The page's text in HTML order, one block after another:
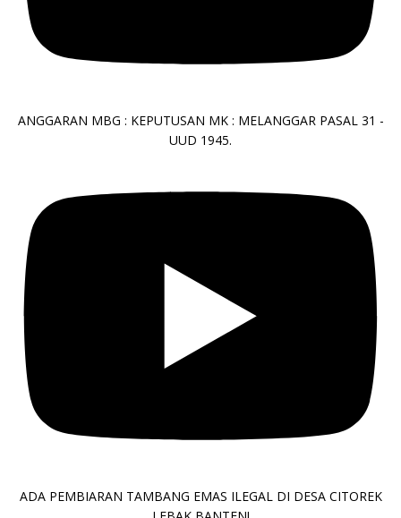
ANGGARAN MBG : KEPUTUSAN MK : MELANGGAR PASAL 31 -
UUD 1945.
ADA PEMBIARAN TAMBANG EMAS ILEGAL DI DESA CITOREK